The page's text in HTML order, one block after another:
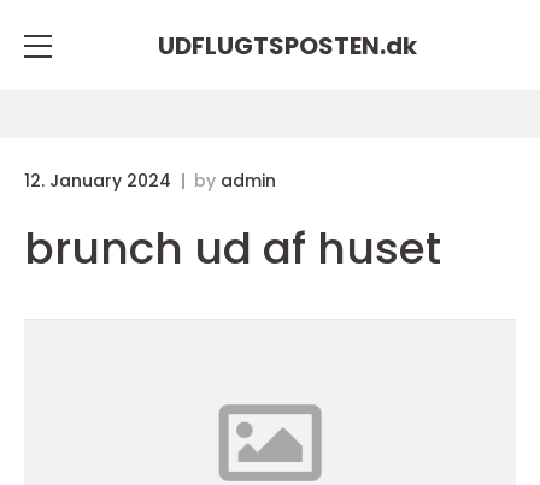
UDFLUGTSPOSTEN.dk
12. January 2024 by admin
brunch ud af huset